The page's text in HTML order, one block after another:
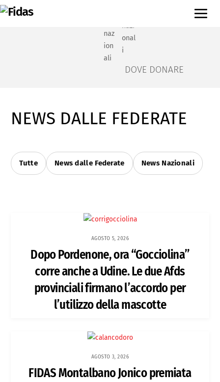
DIVENTA DONATORE
DOVE DONARE
NEWS DALLE FEDERATE
Tutte News dalle Federate News Nazionali
AGOSTO 5, 2026
Dopo Pordenone, ora “Gocciolina”
corre anche a Udine. Le due Afds
provinciali firmano l’accordo per
l’utilizzo della mascotte
AGOSTO 3, 2026
FIDAS Montalbano Jonico premiata